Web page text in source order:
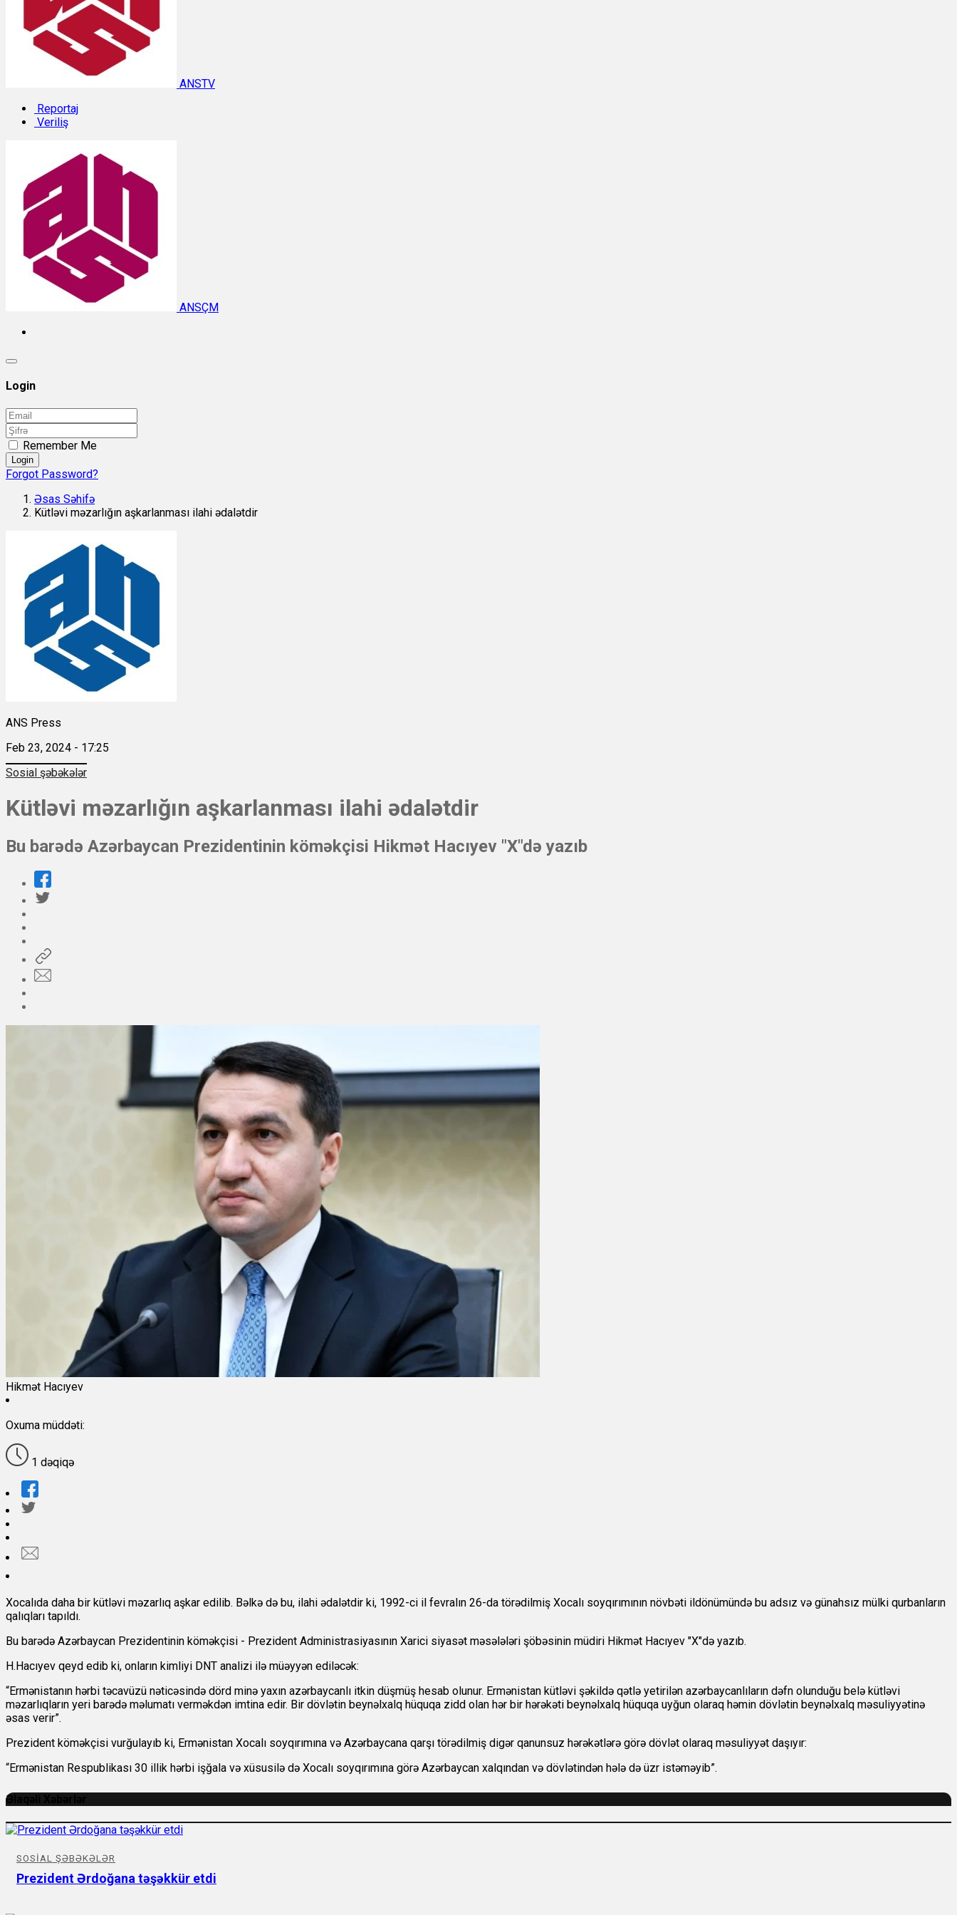
ANSTV
Reportaj
Veriliş
ANSÇM
Login
Remember Me
Login
Forgot Password?
Əsas Səhifə
Kütləvi məzarlığın aşkarlanması ilahi ədalətdir
ANS Press
Feb 23, 2024 - 17:25
Sosial şəbəkələr
Kütləvi məzarlığın aşkarlanması ilahi ədalətdir
Bu barədə Azərbaycan Prezidentinin köməkçisi Hikmət Hacıyev "X"də yazıb
Hikmət Hacıyev
Oxuma müddəti:
1 dəqiqə
Xocalıda daha bir kütləvi məzarlıq aşkar edilib. Bəlkə də bu, ilahi ədalətdir ki, 1992-ci il fevralın 26-da törədilmiş Xocalı soyqırımının növbəti ildönümündə bu adsız və günahsız mülki qurbanların
qalıqları tapıldı.
Bu barədə Azərbaycan Prezidentinin köməkçisi - Prezident Administrasiyasının Xarici siyasət məsələləri şöbəsinin müdiri Hikmət Hacıyev "X"də yazıb.
H.Hacıyev qeyd edib ki, onların kimliyi DNT analizi ilə müəyyən ediləcək:
“Ermənistanın hərbi təcavüzü nəticəsində dörd minə yaxın azərbaycanlı itkin düşmüş hesab olunur. Ermənistan kütləvi şəkildə qətlə yetirilən azərbaycanlıların dəfn olunduğu belə kütləvi
məzarlıqların yeri barədə məlumatı verməkdən imtina edir. Bir dövlətin beynəlxalq hüquqa zidd olan hər bir hərəkəti beynəlxalq hüquqa uyğun olaraq həmin dövlətin beynəlxalq məsuliyyətinə
əsas verir”.
Prezident köməkçisi vurğulayıb ki, Ermənistan Xocalı soyqırımına və Azərbaycana qarşı törədilmiş digər qanunsuz hərəkətlərə görə dövlət olaraq məsuliyyət daşıyır:
“Ermənistan Respublikası 30 illik hərbi işğala və xüsusilə də Xocalı soyqırımına görə Azərbaycan xalqından və dövlətindən hələ də üzr istəməyib”.
Əlaqəli Xəbərlər
SOSIAL ŞƏBƏKƏLƏR
Prezident Ərdoğana təşəkkür etdi